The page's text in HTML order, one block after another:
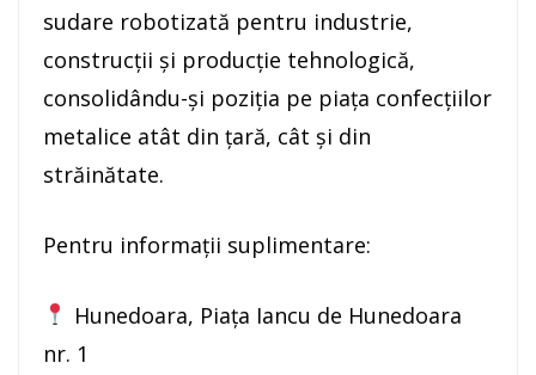
sudare robotizată pentru industrie,
construcții și producție tehnologică,
consolidându-și poziția pe piața confecțiilor
metalice atât din țară, cât și din
străinătate.
Pentru informații suplimentare:
Hunedoara, Piața Iancu de Hunedoara
nr. 1